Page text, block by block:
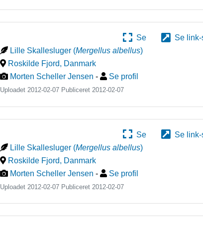
Se
Se
Lille Skallesluger (Mergellus albellus)
Roskilde Fjord, Danmark
Morten Scheller Jensen - Se profil
Uploadet 2012-02-07 Publiceret2012-02-07
Se
Se
Lille Skallesluger (Mergellus albellus)
Roskilde Fjord, Danmark
Morten Scheller Jensen - Se profil
Uploadet 2012-02-07 Publiceret 2012-02-07